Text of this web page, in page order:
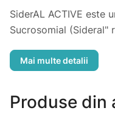
SiderAL ACTIVE este
Sucrosomial (Sideral"
nutritive sau în
funcția cognitivă
formarea normală a
Produse din